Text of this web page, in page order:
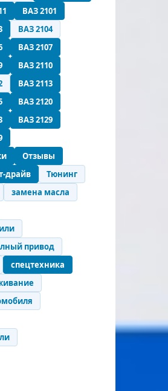
ВАЗ 2101
ВАЗ 2104
ВАЗ 2107
ВАЗ 2110
ВАЗ 2113
ВАЗ 2120
ВАЗ 2129
Отзывы
драйв
Тюнинг
замена масла
привод
спецтехника